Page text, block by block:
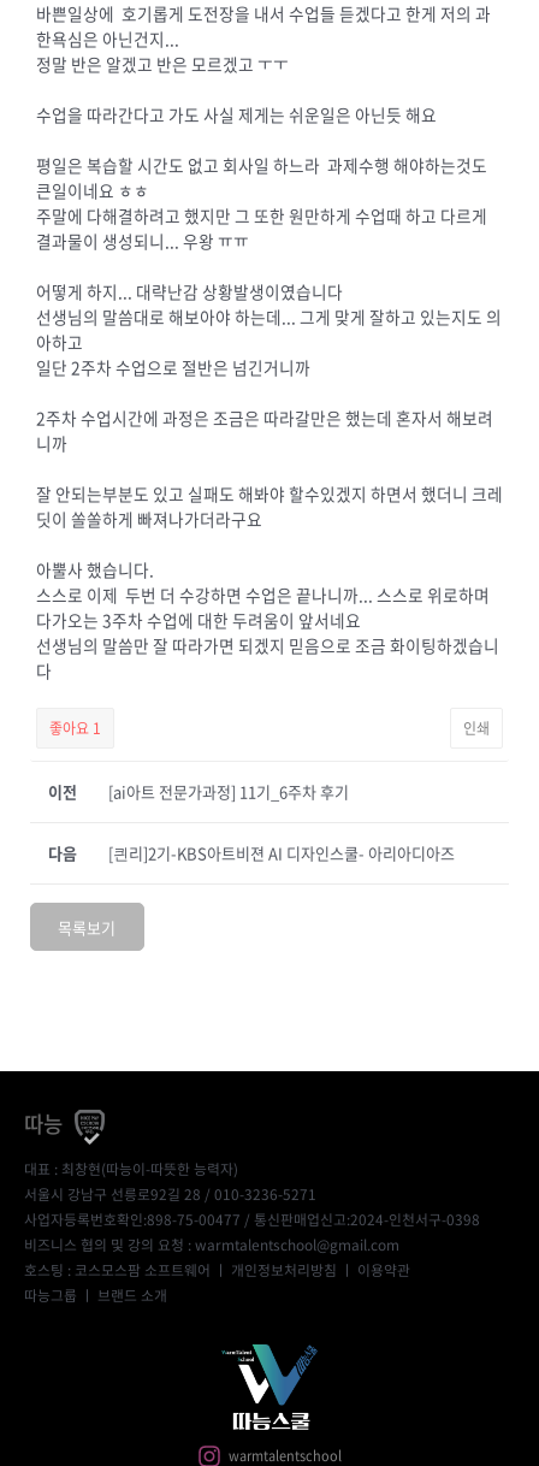
바쁜일상에 호기롭게 도전장을 내서 수업들 듣겠다고 한게 저의 과
한욕심은 아닌건지...
정말 반은 알겠고 반은 모르겠고 ㅜㅜ
수업을 따라간다고 가도 사실 제게는 쉬운일은 아닌듯 해요
평일은 복습할 시간도 없고 회사일 하느라 과제수행 해야하는것도
큰일이네요 ㅎㅎ
주말에 다해결하려고 했지만 그 또한 원만하게 수업때 하고 다르게
결과물이 생성되니... 우왕 ㅠㅠ
어떻게 하지... 대략난감 상황발생이였습니다
선생님의 말씀대로 해보아야 하는데... 그게 맞게 잘하고 있는지도 의
아하고
일단 2주차 수업으로 절반은 넘긴거니까
2주차 수업시간에 과정은 조금은 따라갈만은 했는데 혼자서 해보려
니까
잘 안되는부분도 있고 실패도 해봐야 할수있겠지 하면서 했더니 크레
딧이 쏠쏠하게 빠져나가더라구요
아뿔사 했습니다.
스스로 이제 두번 더 수강하면 수업은 끝나니까... 스스로 위로하며
다가오는 3주차 수업에 대한 두려움이 앞서네요
선생님의 말씀만 잘 따라가면 되겠지 믿음으로 조금 화이팅하겠습니
다
좋아요 1 인쇄
이전 [ai아트 전문가과정] 11기_6주차 후기
[킌리]2기-KBS아트비젼 AI 디자인스쿨- 아리아디아즈
다음
목록보기
따능
대표 : 최창현(따능이-따뜻한 능력자)
서울시 강남구 선릉로92길 28 / 010-3236-5271
사업자등록번호확인:898-75-00477 / 통신판매업신고:2024-인천서구-0398
비즈니스 협의 및 강의 요청 : warmtalentschool@gmail.com
호스팅 : 코스모스팜 소프트웨어 ㅣ 개인정보처리방침 ㅣ 이용약관
따능그룹 ㅣ 브랜드 소개
warmtalentschool